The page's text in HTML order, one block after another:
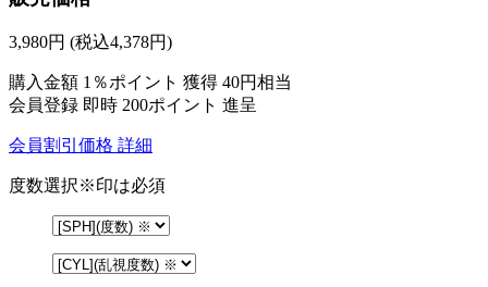
3,980円 (税込4,378円)
購入金額 1％ポイント 獲得 40円相当
会員登録 即時 200ポイント 進呈
会員割引価格 詳細
度数選択※印は必須